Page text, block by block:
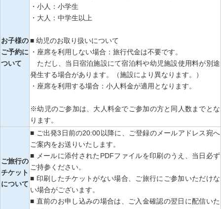
お子様の
ご予約に
ついて
・小人：小学生
・大人：中学生以上
■ 幼児のお取り扱いについて
・座席を利用しない場合：旅行代金は不要です。
ただし、当日宿泊施設にて宿泊料や幼児施設使用料が別途
発生する場合があります。（施設により異なります。）
・座席を利用する場合：小人料金が適用となります。
※幼児のご参加は、大人料金でご参加の方と同人数までとな
ります。
ご旅行の
チケット
について
■ ご出発3日前の20:00以降に、ご登録のメールアドレス宛へ
ご案内をお送りいたします。
■ メールに添付されたPDFファイルを印刷のうえ、当日必ず
ご持参ください。
■ 印刷したチケットがない場合、ご旅行にご参加いただけな
い場合がございます。
■ 直前のお申し込みの場合は、ご入金確認の翌日に配信いた